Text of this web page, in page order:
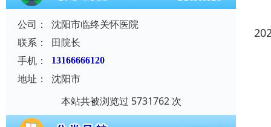
公司：
沈阳市临终关怀医院
联系：
田院长
手机：
13166666120
地址：
沈阳市
本站共被浏览过 5731762 次